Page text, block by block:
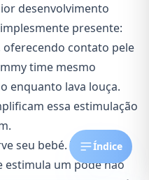
Índice
desenvolvimento
presente:
contato pele
time mesmo
enquanto lava louça.
essa estimulação
seu bebé. Todos os
estimula um pode não